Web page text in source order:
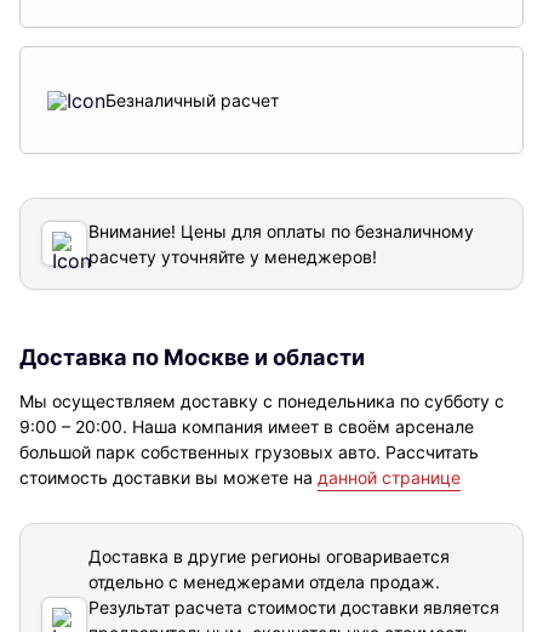
Безналичный расчет
Внимание! Цены для оплаты по безналичному
расчету уточняйте у менеджеров!
Доставка по Москве и области
Мы осуществляем доставку с понедельника по субботу с
9:00 – 20:00. Наша компания имеет в своём арсенале
большой парк собственных грузовых авто. Рассчитать
стоимость доставки вы можете на данной странице
Доставка в другие регионы оговаривается
отдельно с менеджерами отдела продаж.
Результат расчета стоимости доставки является